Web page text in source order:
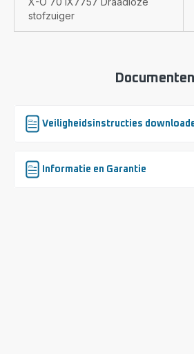
stofzuiger
Documenten
Veiligheidsinstructies
Informatie en Garantie